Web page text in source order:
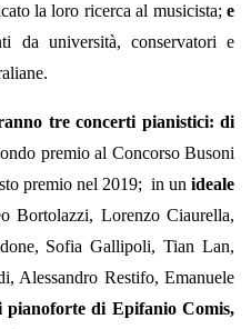
la loro ricerca al musicista; e
da università, conservatori e
tre concerti pianistici: di
premio al Concorso Busoni
premio nel 2019; in un ideale
Bortolazzi, Lorenzo Ciaurella,
Sofia Gallipoli, Tian Lan,
Alessandro Restifo, Emanuele
pianoforte di Epifanio Comis,